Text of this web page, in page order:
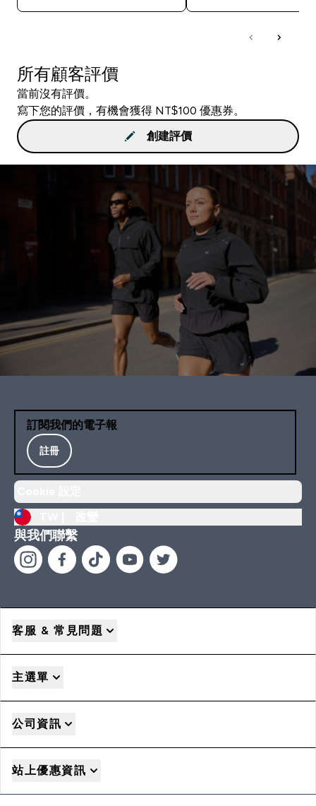
所有顧客評價
當前沒有評價。
寫下您的評價，有機會獲得 NT$100 優惠券。
創建評價
訂閱我們的電子報
註冊
與我們聯繫
客服 & 常見問題
主選單
公司資訊
站上優惠資訊